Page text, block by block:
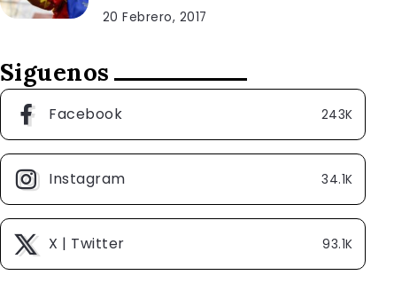
20 Febrero, 2017
Siguenos
Facebook 243K
Instagram 34.1K
X | Twitter 93.1K